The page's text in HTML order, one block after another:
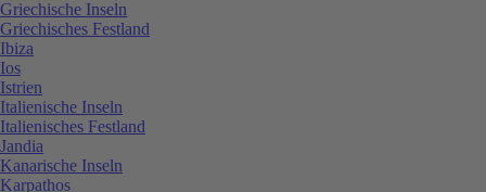
Griechische Inseln
Griechisches Festland
Ibiza
Ios
Istrien
Italienische Inseln
Italienisches Festland
Jandia
Kanarische Inseln
Karpathos